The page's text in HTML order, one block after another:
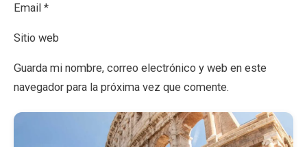
Email *
Sitio web
Guarda mi nombre, correo electrónico y web en este
navegador para la próxima vez que comente.